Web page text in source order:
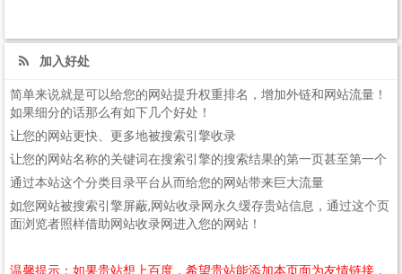
加入好处
简单来说就是可以给您的网站提升权重排名，增加外链和网站流量！
如果细分的话那么有如下几个好处！
让您的网站更快、更多地被搜索引擎收录
让您的网站名称的关键词在搜索引擎的搜索结果的第一页甚至第一个
通过本站这个分类目录平台从而给您的网站带来巨大流量
如您网站被搜索引擎屏蔽,网站收录网永久缓存贵站信息，通过这个页
面浏览者照样借助网站收录网进入您的网站！
温馨提示：如果贵站想上百度，希望贵站能添加本页面为友情链接，